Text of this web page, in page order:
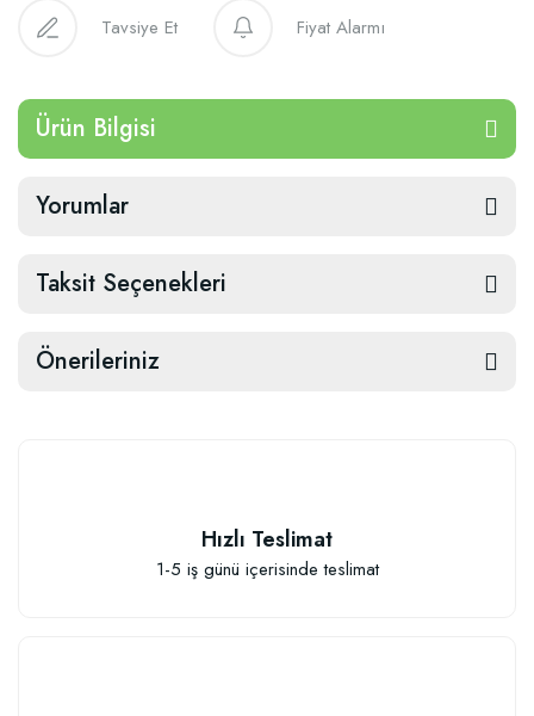
Tavsiye Et Fiyat Alarmı
Ürün Bilgisi
Yorumlar
Taksit Seçenekleri
Önerileriniz
Hızlı Teslimat
1-5 iş günü içerisinde teslimat